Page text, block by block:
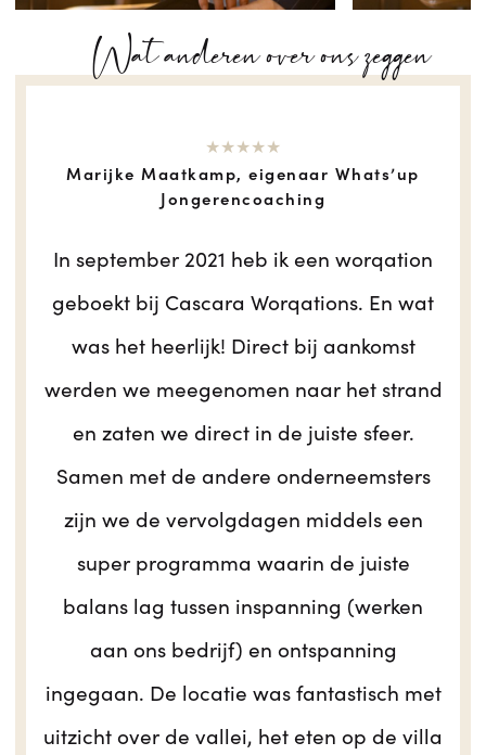
Wat anderen over ons zeggen
Marijke Maatkamp, eigenaar Whats’up
Jongerencoaching
★★★★★
In september 2021 heb ik een worqation
geboekt bij Cascara Worqations. En wat
was het heerlijk! Direct bij aankomst
werden we meegenomen naar het strand
en zaten we direct in de juiste sfeer.
Samen met de andere onderneemsters
zijn we de vervolgdagen middels een
super programma waarin de juiste
balans lag tussen inspanning (werken
aan ons bedrijf) en ontspanning
ingegaan. De locatie was fantastisch met
uitzicht over de vallei, het eten op de villa